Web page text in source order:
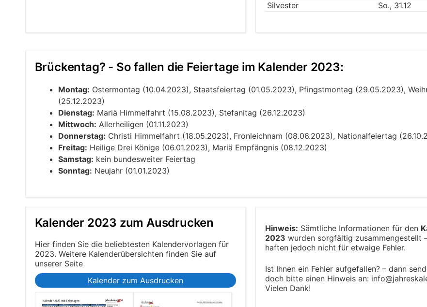
Silvester
So., 31.12
Brückentag? - So fallen die Feiertage im Kalender 2023:
Montag: Ostermontag (10.04.2023), Staatsfeiertag (01.05.2023), Pfingstmontag (29.05.2023),
(25.12.2023)
Dienstag: Mariä Himmelfahrt (15.08.2023), Stefanitag (26.12.2023)
Mittwoch: Allerheiligen (01.11.2023)
Donnerstag: Christi Himmelfahrt (18.05.2023), Fronleichnam (08.06.2023), Nationalfeiertag
Freitag: Heilige Drei Könige (06.01.2023), Mariä Empfängnis (08.12.2023)
Samstag: kein bundesweiter Feiertag
Sonntag: Neujahr (01.01.2023)
Kalender 2023 zum Ausdrucken
Hier finden Sie die beliebtesten Kalendervorlagen für
2023. Weitere Kalenderübersichten finden Sie auf
unserer Seite
Kalender zum Ausdrucken
Hinweis: Sämtliche Informationen für den
2023 wurden sorgfältig zusammengestellt
haften jedoch nicht für etwaige Fehler.
Ist Ihnen ein Fehler aufgefallen? – dann
doch bitte einen Hinweis an:
Vielen Dank!